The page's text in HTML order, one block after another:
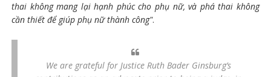
thai không mang lại hạnh phúc cho phụ nữ, và phá thai không
cần thiết để giúp phụ nữ thành công".
We are grateful for Justice Ruth Bader Ginsburg’s